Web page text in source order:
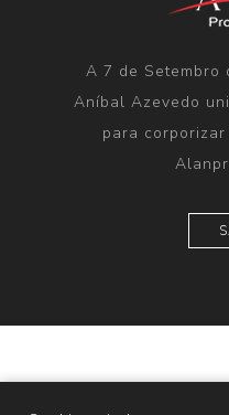
A 7 de Setembro
Aníbal Azevedo
para